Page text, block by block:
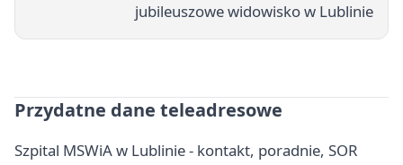
jubileuszowe widowisko w Lublinie
Przydatne dane teleadresowe
Szpital MSWiA w Lublinie - kontakt, poradnie, SOR